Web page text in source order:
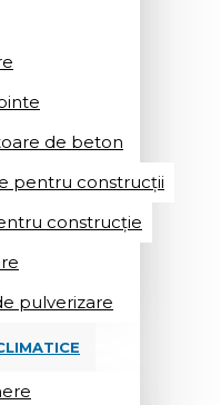
de beton
pentru construcții
construcție
pulverizare